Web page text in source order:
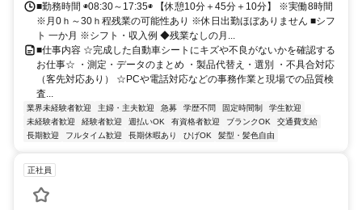
■勤務時間 ◉08:30～17:35◉ 【休憩10分＋45分＋10分】 ※実働8時間
※月0ｈ～30ｈ程残業の可能性あり ※休日出勤ほぼありません ■シフ
ト 一か月 ※シフト・収入例 ◆残業なしの月...
■仕事内容 ☆完成した自動車シートにキズや不良がないかを確認する
お仕事☆ ・測定・データのまとめ ・製品代替え・選別 ・不具合対応
（客先対応あり） ☆PCや電話対応などの事務作業と現場での品質検
査...
業界未経験者歓迎 主婦・主夫歓迎 急募 学歴不問 固定時間制
学生歓迎
未経験者歓迎
経験者歓迎 週払いOK 有資格者歓迎 ブランクOK
交通費支給
長期歓迎
フルタイム歓迎 長期休暇あり ひげOK 髪型・髪色自由
正社員